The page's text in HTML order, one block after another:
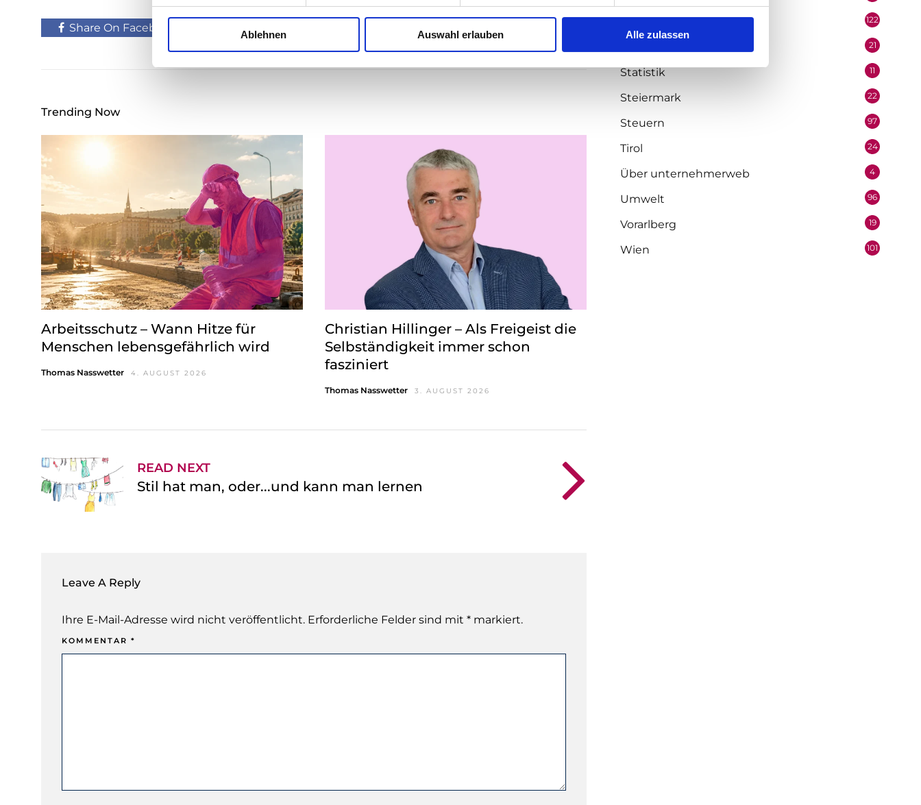
l
l
g
s
a
h
l
Ablehnen Auswahl erlauben Alle zulassen
Share On Facebook Tweet It
Trending Now
Arbeitsschutz – Wann Hitze für
Menschen lebensgefährlich wird
Thomas Nasswetter 4. AUGUST 2026
Christian Hillinger – Als Freigeist die
Selbständigkeit immer schon
fasziniert
Thomas Nasswetter 3. AUGUST 2026
READ NEXT
Stil hat man, oder...und kann man lernen
Leave A Reply
Ihre E-Mail-Adresse wird nicht veröffentlicht. Erforderliche Felder sind mit * markiert.
KOMMENTAR *
Selbstständigkeit 122
21
Statistik 11
Steiermark 22
Steuern 97
Tirol 24
Über unternehmerweb 4
Umwelt 96
Vorarlberg 19
Wien 101